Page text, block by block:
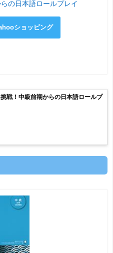
の日本語ロールプレイ
ショッピング
戦！中級前期からの日本語ロールプ